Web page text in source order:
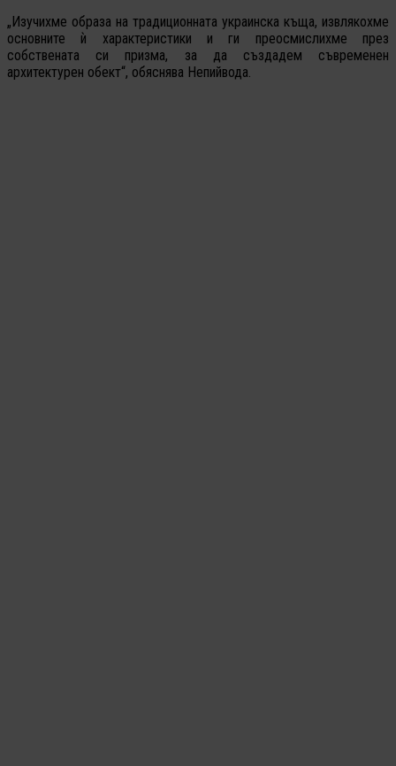
„Изучихме образа на традиционната украинска къща, извлякохме
основните ѝ характеристики и ги преосмислихме през
собствената си призма, за да създадем съвременен
архитектурен обект“, обяснява Непийвода.